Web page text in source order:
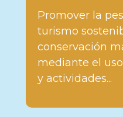
Promover la
turismo
conservación
mediante el
y actividades...